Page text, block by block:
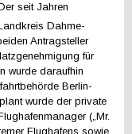
seit Jahren
Dahme-
Antragsteller
für
wurde daraufhin
Berlin-
wurde der private
(„Mr.
Flughafens sowie